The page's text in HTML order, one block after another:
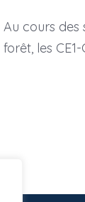
Au cours des
forêt, les CE1-